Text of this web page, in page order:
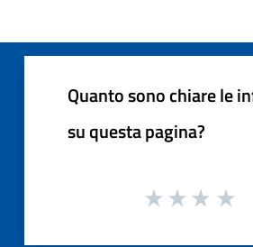
Quanto sono chiare le
su questa pagina?